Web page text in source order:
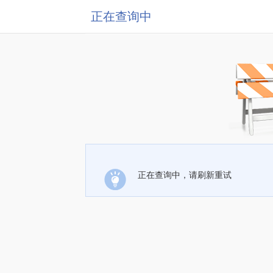
正在查询中
正在查询中，请刷新重试